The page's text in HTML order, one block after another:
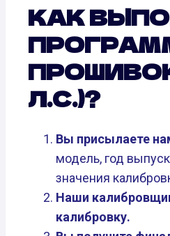
КАК
ПРОШИВОК
Л.С.)?
Вы присылаете
модель, год
значения
Наши
калибровку.